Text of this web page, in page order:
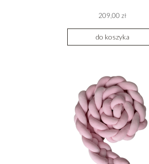
209,00 zł
do koszyka